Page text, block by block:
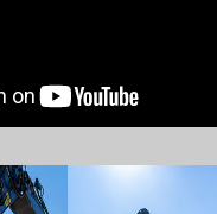
Show larger version